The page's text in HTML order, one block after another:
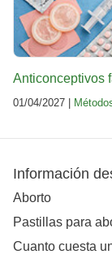
Anticonceptivos
01/04/2027 |
Información
Aborto
Pastillas para
Cuanto cuesta